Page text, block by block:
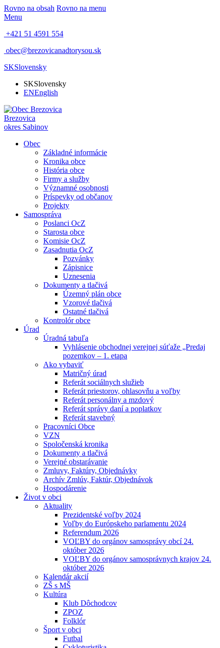
Rovno na obsah Rovno na menu
Menu
+421 51 4591 554
obec@brezovicanadtorysou.sk
SKSlovensky
SKSlovensky
ENEnglish
Brezovica
okres Sabinov
Obec
Základné informácie
Kronika obce
História obce
Firmy a služby
Významné osobnosti
Príspevky od občanov
Projekty
Samospráva
Poslanci OcZ
Starosta obce
Komisie OcZ
Zasadnutia OcZ
Pozvánky
Zápisnice
Uznesenia
Dokumenty a tlačivá
Územný plán obce
Vzorové tlačivá
Ostatné tlačivá
Kontrolór obce
Úrad
Úradná tabuľa
Vyhlásenie obchodnej verejnej súťaže „Predaj
pozemkov – 1. etapa
Ako vybaviť
Matričný úrad
Referát sociálnych služieb
Referát priestorov, ohlasovňu a voľby
Referát personálny a mzdový
Referát správy daní a poplatkov
Referát stavebný
Pracovníci Obce
VZN
Spoločenská kronika
Dokumenty a tlačivá
Verejné obstarávanie
Zmluvy, Faktúry, Objednávky
Archív Zmlúv, Faktúr, Objednávok
Hospodárenie
Život v obci
Aktuality
Prezidentské voľby 2024
Voľby do Európskeho parlamentu 2024
Referendum 2026
VOĽBY do orgánov samosprávy obcí 24.
október 2026
VOĽBY do orgánov samosprávnych krajov 24.
október 2026
Kalendár akcií
ZŠ s MŠ
Kultúra
Klub Dôchodcov
ZPOZ
Folklór
Šport v obci
Futbal